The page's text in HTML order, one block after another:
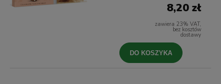
8,20 zł
zawiera 23% VAT,
bez kosztów
dostawy
DO KOSZYKA